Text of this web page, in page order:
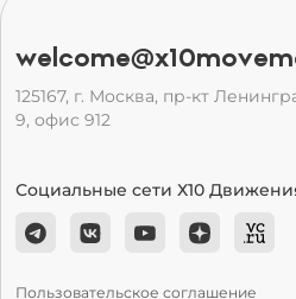
125167, г. Москва, пр-кт
9, офис 912
Социальные сети Х10
Пользовательское соглашение